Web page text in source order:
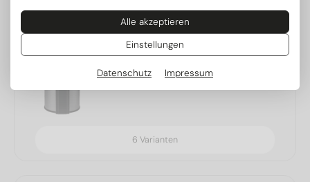
Alle akzeptieren
Einstellungen
Datenschutz Impressum
94.71040-56.M
Wärmepumpenboiler VT
emailliert
6 Varianten